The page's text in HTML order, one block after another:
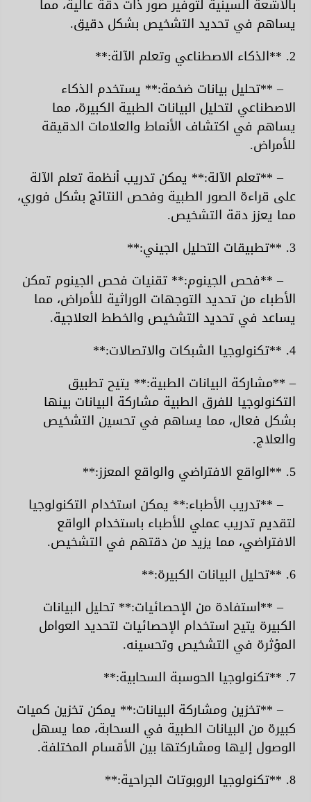
بالأشعة السينية لتوفير صور ذات دقة عالية، مما
يساهم في تحديد التشخيص بشكل دقيق.
2. **الذكاء الاصطناعي وتعلم الآلة:**
– **تحليل بيانات ضخمة:** يستخدم الذكاء
الاصطناعي لتحليل البيانات الطبية الكبيرة، مما
يساهم في اكتشاف الأنماط والعلامات الدقيقة
للأمراض.
– **تعلم الآلة:** يمكن تدريب أنظمة تعلم الآلة
على قراءة الصور الطبية وفحص النتائج بشكل فوري،
مما يعزز دقة التشخيص.
3. **تطبيقات التحليل الجيني:**
– **فحص الجينوم:** تقنيات فحص الجينوم تمكن
الأطباء من تحديد التوجهات الوراثية للأمراض، مما
يساعد في تحديد التشخيص والخطط العلاجية.
4. **تكنولوجيا الشبكات والاتصالات:**
– **مشاركة البيانات الطبية:** يتيح تطبيق
التكنولوجيا للفرق الطبية مشاركة البيانات بينها
بشكل فعال، مما يساهم في تحسين التشخيص
والعلاج.
5. **الواقع الافتراضي والواقع المعزز:**
– **تدريب الأطباء:** يمكن استخدام التكنولوجيا
لتقديم تدريب عملي للأطباء باستخدام الواقع
الافتراضي، مما يزيد من دقتهم في التشخيص.
6. **تحليل البيانات الكبيرة:**
– **استفادة من الإحصائيات:** تحليل البيانات
الكبيرة يتيح استخدام الإحصائيات لتحديد العوامل
المؤثرة في التشخيص وتحسينه.
7. **تكنولوجيا الحوسبة السحابية:**
– **تخزين ومشاركة البيانات:** يمكن تخزين كميات
كبيرة من البيانات الطبية في السحابة، مما يسهل
الوصول إليها ومشاركتها بين الأقسام المختلفة.
8. **تكنولوجيا الروبوتات الجراحية:**